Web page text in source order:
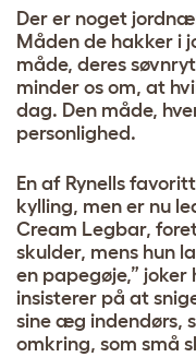
Der er noget
Måden de hakker i
måde, deres
minder os om, at
dag. Den måde,
personlighed.
En af Rynells
kylling, men er nu
Cream Legbar,
skulder, mens hun
en papegøje,” joker
insisterer på at
sine æg indendørs,
omkring, som små